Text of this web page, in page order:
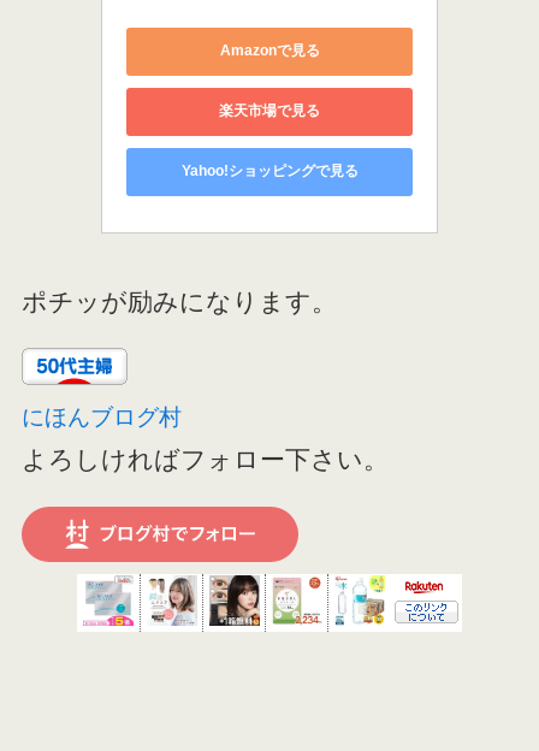
Amazonで見る
楽天市場で見る
Yahoo!ショッピングで見る
ポチッが励みになります。
にほんブログ村
よろしければフォロー下さい。